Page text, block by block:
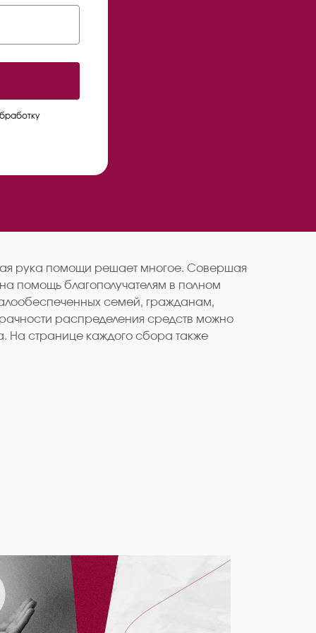
рука помощи решает многое. Совершая
помощь благополучателям в полном
семей, гражданам,
распределения средств можно
На странице каждого сбора также